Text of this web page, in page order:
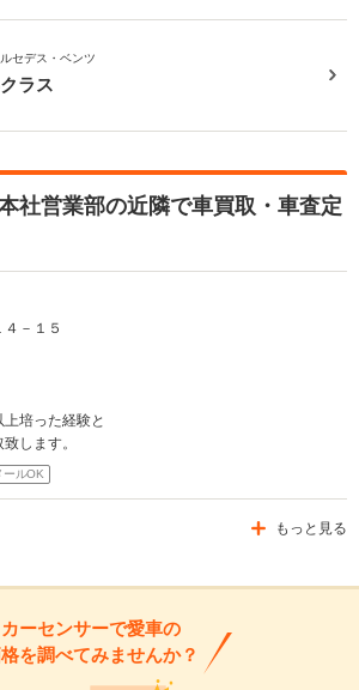
ルセデス・ベンツ
ラス
社営業部の近隣で車買取・車査定
－１５
培った経験と
します。
ールOK
もっと見る
カーセンサーで愛車の
を調べてみませんか？